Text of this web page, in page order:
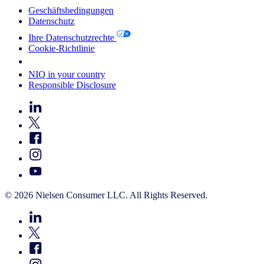
Geschäftsbedingungen
Datenschutz
Ihre Datenschutzrechte
Cookie-Richtlinie
NIQ in your country
Responsible Disclosure
© 2026 Nielsen Consumer LLC. All Rights Reserved.